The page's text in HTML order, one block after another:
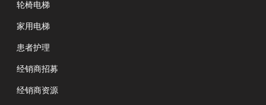
轮椅电梯
家用电梯
患者护理
经销商招募
经销商资源